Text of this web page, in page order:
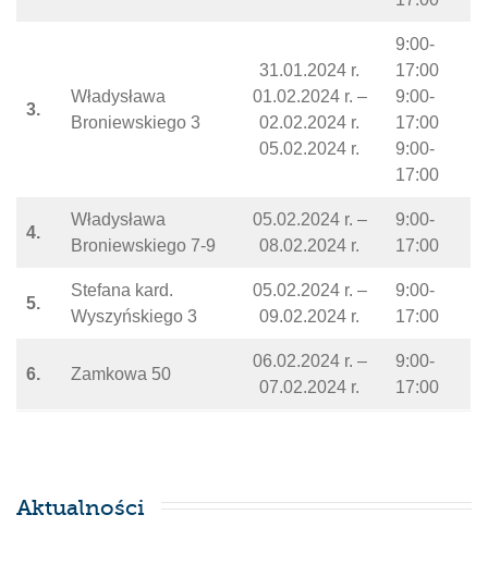
3.
Władysława
Broniewskiego 3
31.01.2024 r.
01.02.2024 r. –
02.02.2024 r.
05.02.2024 r.
9:00-
17:00
9:00-
17:00
9:00-
17:00
4.
Władysława
Broniewskiego 7-9
05.02.2024 r. –
08.02.2024 r.
9:00-
17:00
5.
Stefana kard.
Wyszyńskiego 3
05.02.2024 r. –
09.02.2024 r.
9:00-
17:00
6. Zamkowa 50
06.02.2024 r. –
07.02.2024 r.
9:00-
17:00
Aktualności